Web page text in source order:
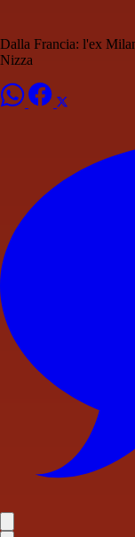
Dalla Francia: l'ex
Nizza